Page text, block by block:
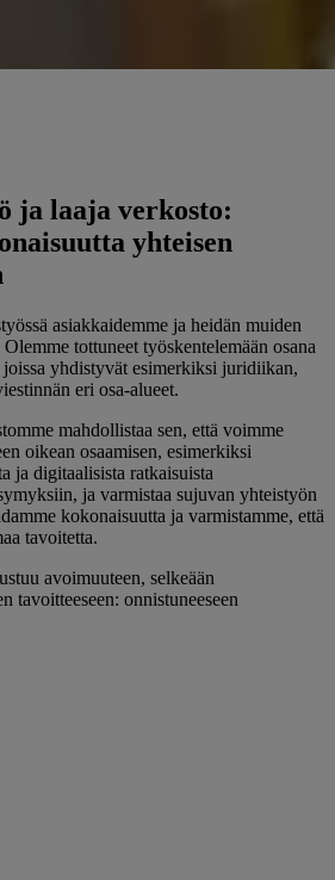
ja laaja verkosto:
yhteisen
asiakkaidemme ja heidän muiden
tottuneet työskentelemään osana
yhdistyvät esimerkiksi juridiikan,
eri osa-alueet.
mahdollistaa sen, että voimme
oikean osaamisen, esimerkiksi
ja digitaalisista ratkaisuista
ja varmistaa sujuvan yhteistyön
kokonaisuutta ja varmistamme, että
tavoitetta.
avoimuuteen, selkeään
tavoitteeseen: onnistuneeseen